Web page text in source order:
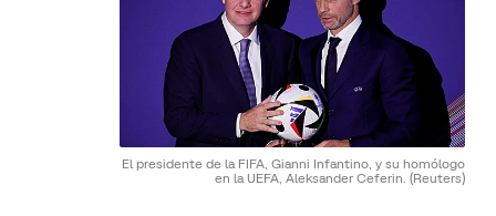
El presidente de la FIFA, Gianni Infantino, y su homólogo
en la UEFA, Aleksander Ceferin. (Reuters)